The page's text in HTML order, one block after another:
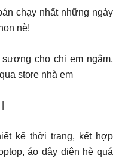
chạy nhất những ngày
nè!
cho chị em ngắm,
store nhà em
kế thời trang, kết hợp
áo dây diện hè quá